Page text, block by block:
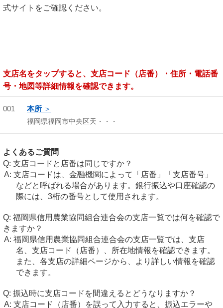
式サイトをご確認ください。
支店名をタップすると、支店コード（店番）・住所・電話番
号・地図等詳細情報を確認できます。
001 本所
福岡県福岡市中央区天・・・
よくあるご質問
支店コードと店番は同じですか？
支店コードは、金融機関によって「店番」「支店番号」
などと呼ばれる場合があります。銀行振込や口座確認の
際には、3桁の番号として使用されます。
福岡県信用農業協同組合連合会の支店一覧では何を確認で
きますか？
福岡県信用農業協同組合連合会の支店一覧では、支店
名、支店コード（店番）、所在地情報を確認できます。
また、各支店の詳細ページから、より詳しい情報を確認
できます。
振込時に支店コードを間違えるとどうなりますか？
支店コード（店番）を誤って入力すると、振込エラーや